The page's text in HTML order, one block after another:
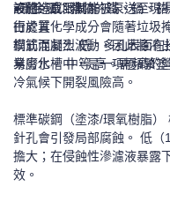
液體，直到其能被泵送至現
行處置。
●重金屬：濃縮的鐵、鎘、
由於其化學成分會隨著垃圾
模式而劇烈波動，因此將滲
業廢水槽中，是一項極高的
設施造成限制。
鋼筋混凝土 低。多孔表面
易劣化。 中等 高。需頻繁
冷氣候下開裂風險高。
標準碳鋼（塗漆/環氧樹脂
針孔會引發局部腐蝕。 低（
擔大；在侵蝕性滲濾液暴露
效。